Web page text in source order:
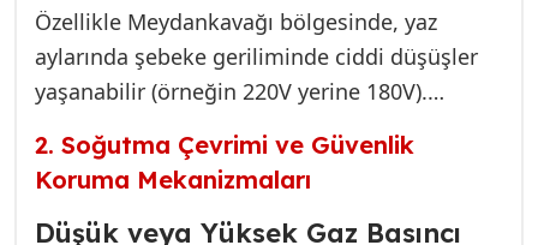
yanabilir veya tamamen eriyebilir. Eğer röle
devreyi kapatamıyorsa, kompresöre hiç enerji
gitmez.
Özellikle Meydankavağı bölgesinde, yaz
aylarında şebeke geriliminde ciddi düşüşler
yaşanabilir (örneğin 220V yerine 180V).
görmesini engellemek için belirli bir voltajın
altında çalışmayı reddeder. Dış ünite kartı
(PCB), eğer kabul edilebilir aralığın dışında bir
2. Soğutma Çevrimi ve Güvenlik
Koruma Mekanizmaları
Düşük veya Yüksek Gaz Basıncı